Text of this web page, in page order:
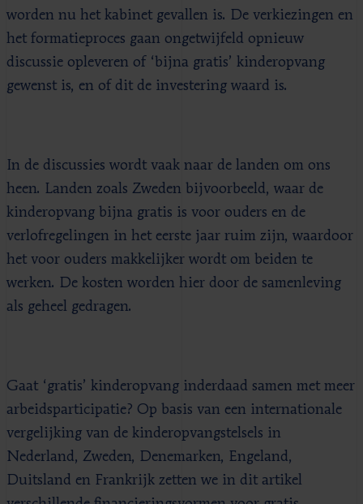
worden nu het kabinet gevallen is. De verkiezingen en
het formatieproces gaan ongetwijfeld opnieuw
discussie opleveren of ‘bijna gratis’ kinderopvang
gewenst is, en of dit de investering waard is.
In de discussies wordt vaak naar de landen om ons
heen. Landen zoals Zweden bijvoorbeeld, waar de
kinderopvang bijna gratis is voor ouders en de
verlofregelingen in het eerste jaar ruim zijn, waardoor
het voor ouders makkelijker wordt om beiden te
werken. De kosten worden hier door de samenleving
als geheel gedragen.
Gaat ‘gratis’ kinderopvang inderdaad samen met meer
arbeidsparticipatie? Op basis van een internationale
vergelijking van de kinderopvangstelsels in
Nederland, Zweden, Denemarken, Engeland,
Duitsland en Frankrijk zetten we in dit artikel